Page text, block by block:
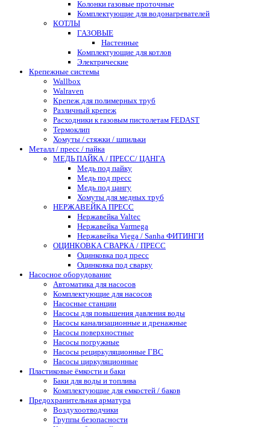
Колонки газовые проточные
Комплектующие для водонагревателей
КОТЛЫ
ГАЗОВЫЕ
Настенные
Комплектующие для котлов
Электрические
Крепежные системы
Wallbox
Walraven
Крепеж для полимерных труб
Различный крепеж
Расходники к газовым пистолетам FEDAST
Термоклип
Хомуты / стяжки / шпильки
Металл / пресс / пайка
МЕДЬ ПАЙКА / ПРЕСС/ ЦАНГА
Медь под пайку
Медь под пресс
Медь под цангу
Хомуты для медных труб
НЕРЖАВЕЙКА ПРЕСС
Нержавейка Valtec
Нержавейка Varmega
Нержавейка Viega / Sanha ФИТИНГИ
ОЦИНКОВКА СВАРКА / ПРЕСС
Оцинковка под пресс
Оцинковка под сварку
Насосное оборудование
Автоматика для насосов
Комплектующие для насосов
Насосные станции
Насосы для повышения давления воды
Насосы канализационные и дренажные
Насосы поверхностные
Насосы погружные
Насосы рециркуляционные ГВС
Насосы циркуляционные
Пластиковые ёмкости и баки
Баки для воды и топлива
Комплектующие для емкостей / баков
Предохранительная арматура
Воздухоотводчики
Группы безопасности